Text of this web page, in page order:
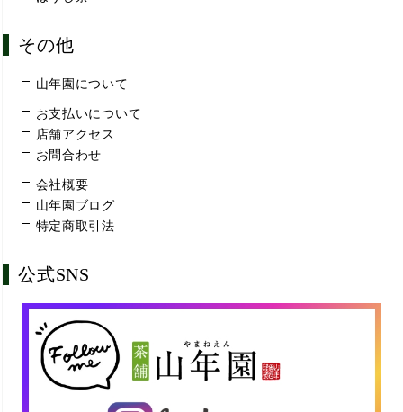
その他
山年園について
お支払いについて
店舗アクセス
お問合わせ
会社概要
山年園ブログ
特定商取引法
公式SNS